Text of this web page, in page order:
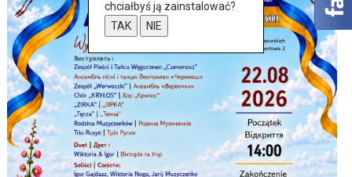
chciałbyś ją zainstalować?
TAK
NIE